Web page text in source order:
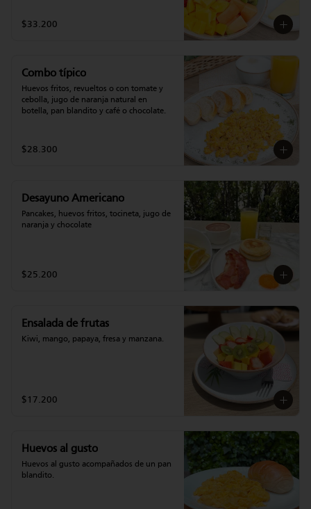
$33.200
Combo típico
Huevos fritos, revueltos o con tomate y
cebolla, jugo de naranja natural en
botella, pan blandito y café o chocolate.
$28.300
Desayuno Americano
Pancakes, huevos fritos, tocineta, jugo de
naranja y chocolate
$25.200
Ensalada de frutas
Kiwi, mango, papaya, fresa y manzana.
$17.200
Huevos al gusto
Huevos al gusto acompañados de un pan
blandito.